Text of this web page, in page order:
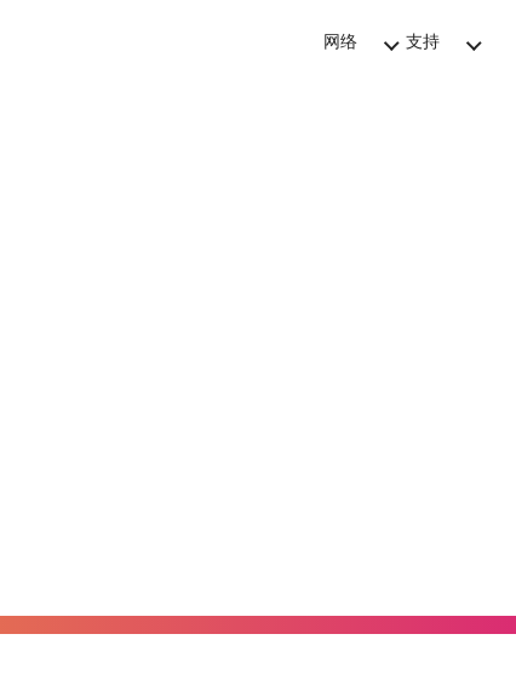
网络 支持